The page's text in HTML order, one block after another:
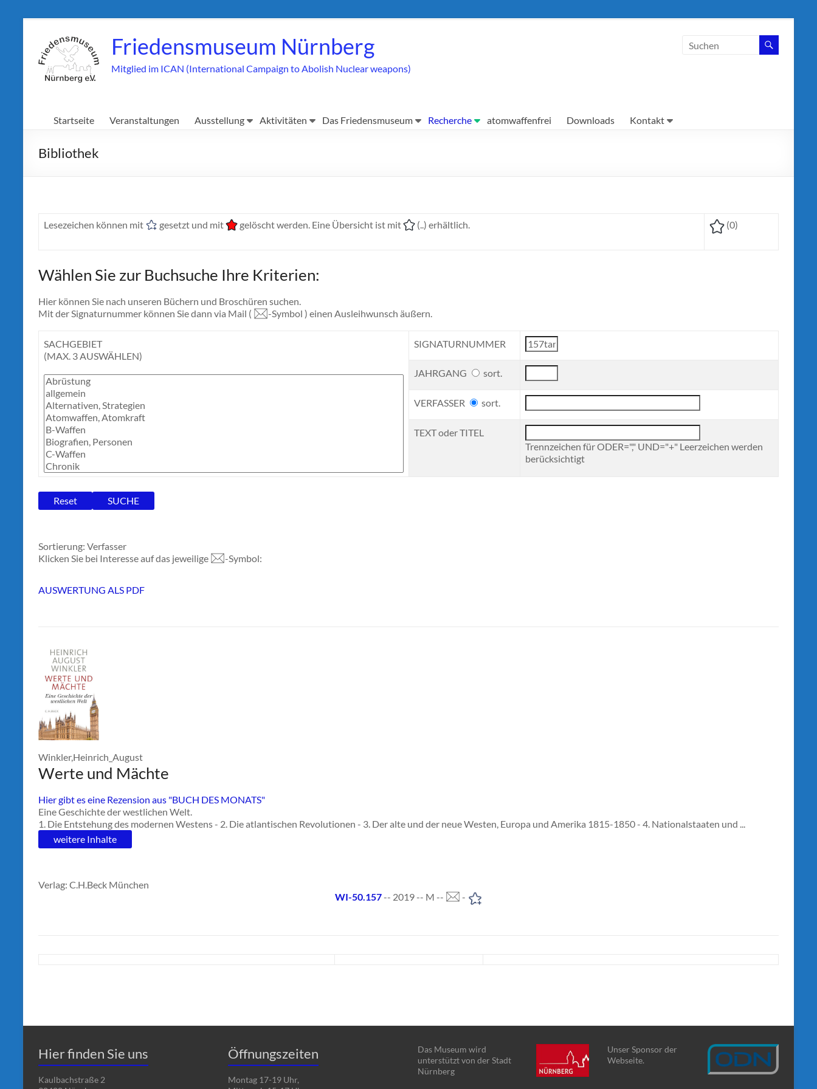
springen
Friedensmuseum Nürnberg
Mitglied im ICAN (International Campaign to Abolish Nuclear weapons)
Startseite Veranstaltungen Ausstellung Aktivitäten Das Friedensmuseum Recherche atomwaffenfrei Downloads Kontakt
Bibliothek
Lesezeichen können mit gesetzt und mit gelöscht werden. Eine Übersicht ist mit (..) erhältlich. (0)
Wählen Sie zur Buchsuche Ihre Kriterien:
Hier können Sie nach unseren Büchern und Broschüren suchen.
Mit der Signaturnummer können Sie dann via Mail (
-Symbol ) einen Ausleihwunsch äußern.
SACHGEBIET
(MAX. 3 AUSWÄHLEN)
SIGNATURNUMMER
JAHRGANG sort.
VERFASSER sort.
TEXT oder TITEL
Trennzeichen für ODER="," UND="+" Leerzeichen werden
berücksichtigt
Sortierung: Verfasser
Klicken Sie bei Interesse auf das jeweilige
-Symbol:
AUSWERTUNG ALS PDF
Winkler,Heinrich_August
Werte und Mächte
Hier gibt es eine Rezension aus "BUCH DES MONATS"
Eine Geschichte der westlichen Welt.
1. Die Entstehung des modernen Westens - 2. Die atlantischen Revolutionen - 3. Der alte und der neue Westen, Europa und Amerika 1815-1850 - 4. Nationalstaaten und ...
weitere Inhalte
Verlag: C.H.Beck München
WI-50.157-- 2019 -- M -- -
Hier finden Sie uns
Kaulbachstraße 2
Öffnungszeiten
Montag 17-19 Uhr,
Das Museum wird
unterstützt von der Stadt
Nürnberg
Unser Sponsor der
Webseite.